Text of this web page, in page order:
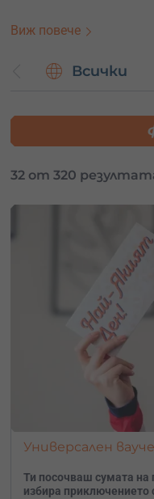
От екстремни
до романтични
подарък за нова година.
новогодишни
Разнообразие:
страна.
персонализиран
Бързо и
възможност за
електронна поща.
всички предлагани
Виж повече
Всички
32 от 320
Универсален
Ти посочваш сумата на
избира приключението